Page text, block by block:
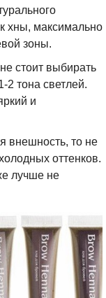
хны, максимально
зоны.
стоит выбирать
2 тона светлей.
и
внешность, то не
оттенков.
лучше не